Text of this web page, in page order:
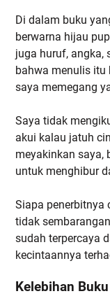
Di dalam buku
berwarna hijau
juga huruf, angka,
bahwa menulis itu
saya memegang
Saya tidak
akui kalau jatuh
meyakinkan saya,
untuk menghibur
Siapa penerbitnya
tidak
sudah terpercaya
kecintaannya
Kelebihan